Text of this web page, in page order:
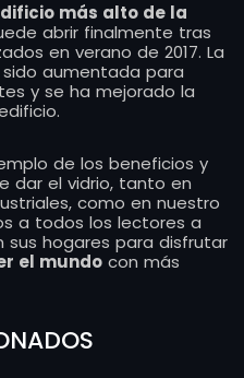
más alto de la
abrir finalmente tras
en verano de 2017. La
aumentada para
y se ha mejorado la
de los beneficios y
dar el vidrio, tanto en
como en nuestro
a todos los lectores a
sus hogares para disfrutar
el mundo con más